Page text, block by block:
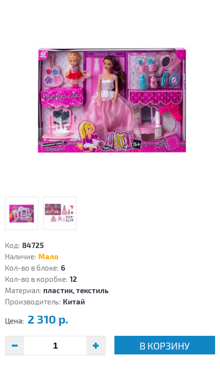
Код: 84725
Наличие: Мало
Кол-во в блоке: 6
Кол-во в коробке: 12
Материал: пластик, текстиль
Производитель: Китай
Цена: 2 310 р.
В КОРЗИНУ